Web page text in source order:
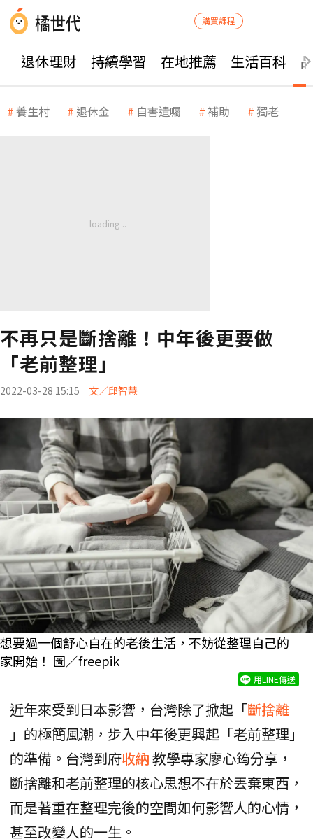
購買課程
退休理財 持續學習 在地推薦 生活百科
養生村 退休金 自書遺囑 補助 獨老
不再只是斷捨離！中年後更要做
「老前整理」
2022-03-28 15:15 文／邱智慧
想要過一個舒心自在的老後生活，不妨從整理自己的
家開始！ 圖／freepik
用LINE傳送
近年來受到日本影響，台灣除了掀起「斷捨離
」的極簡風潮，步入中年後更興起「老前整理」
的準備。台灣到府收納教學專家廖心筠分享，
斷捨離和老前整理的核心思想不在於丟棄東西，
而是著重在整理完後的空間如何影響人的心情，
甚至改變人的一生。